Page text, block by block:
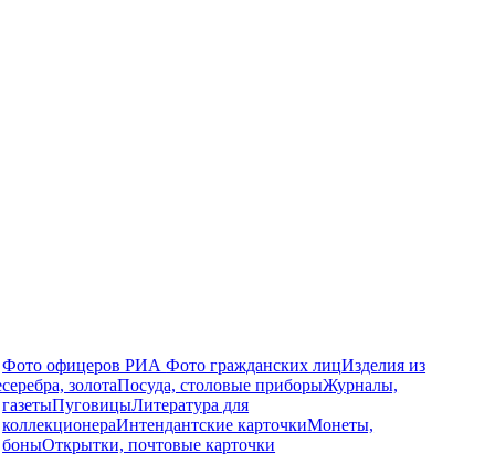
Фото офицеров РИАФото гражданских лицИзделия из
серебра, золотаПосуда, столовые приборыЖурналы,
газетыПуговицыЛитература для
коллекционераИнтендантские карточкиМонеты,
боныОткрытки, почтовые карточки